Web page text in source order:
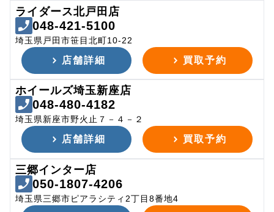
ライダース北戸田店
048-421-5100
埼玉県戸田市笹目北町10-22
店舗詳細 買取予約
ホイールズ埼玉新座店
048-480-4182
埼玉県新座市野火止７－４－２
店舗詳細 買取予約
三郷インター店
050-1807-4206
埼玉県三郷市ピアラシティ2丁目8番地4